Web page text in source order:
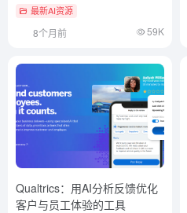
最新AI资源
8个月前 59K
Qualtrics：用AI分析反馈优化
客户与员工体验的工具